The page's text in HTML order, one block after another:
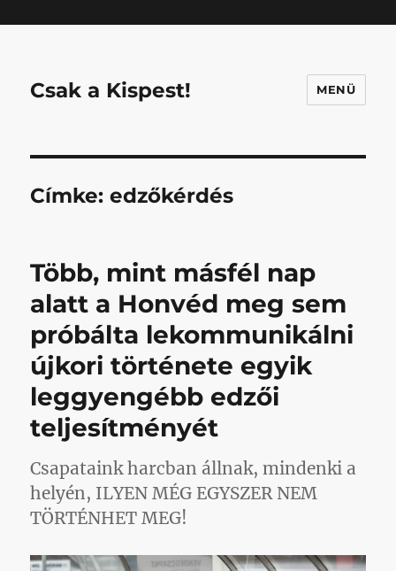
Csak a Kispest! MENÜ
Címke:edzőkérdés
Több, mint másfél nap
alatt a Honvéd meg sem
próbálta lekommunikálni
újkori története egyik
leggyengébb edzői
teljesítményét
Csapataink harcban állnak, mindenki a
helyén, ILYEN MÉG EGYSZER NEM
TÖRTÉNHET MEG!